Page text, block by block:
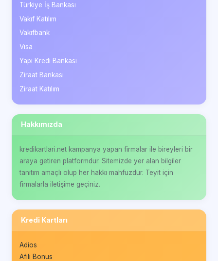
Türkiye İş Bankası
Vakıf Katılım
Vakıfbank
Visa
Yapı Kredi Bankası
Ziraat Bankası
Ziraat Katılım
Hakkımızda
kredikartlari.net kampanya yapan firmalar ile bireyleri bir
araya getiren platformdur. Sitemizde yer alan bilgiler
tanıtım amaçlı olup her hakkı mahfuzdur. Teyit için
firmalarla iletişime geçiniz.
Kredi Kartları
Adios
Afili Bonus